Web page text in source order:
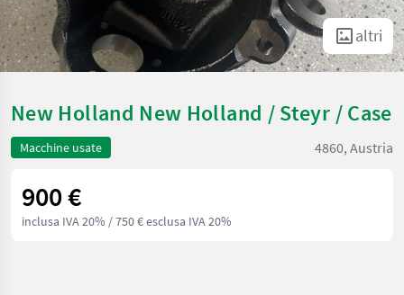
altri
New Holland New Holland / Steyr / Case
Macchine usate 4860, Austria
900 €
inclusa IVA 20% / 750 € esclusa IVA 20%